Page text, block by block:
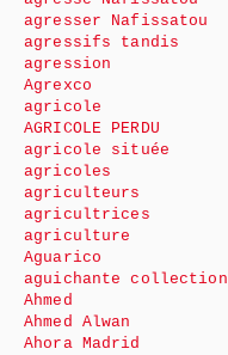
agresser Nafissatou
agressifs tandis
agression
Agrexco
agricole
AGRICOLE PERDU
agricole située
agricoles
agriculteurs
agricultrices
agriculture
Aguarico
aguichante collection
Ahmed
Ahmed Alwan
Ahora Madrid